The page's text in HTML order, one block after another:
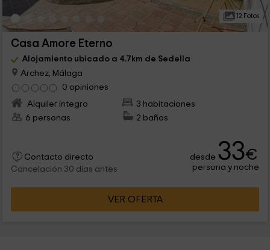
12 Fotos
Casa Amore Eterno
Alojamiento ubicado a 4.7km de Sedella
Archez, Málaga
0 opiniones
Alquiler íntegro
3 habitaciones
6 personas
2 baños
Contacto directo
Cancelación 30 días antes
desde 33€
persona y noche
VER OFERTA